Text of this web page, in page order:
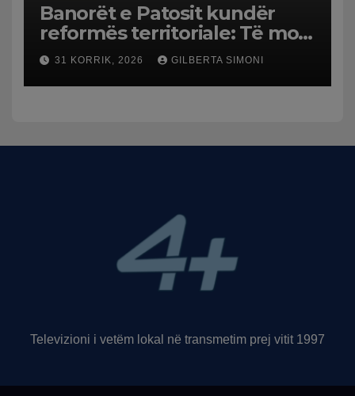
Banorët e Patosit kundër
reformës territoriale: Të mos
humbasim identitetin e
qytetit
31 KORRIK, 2026 GILBERTA SIMONI
Televizioni i vetëm lokal në transmetim prej vitit 1997